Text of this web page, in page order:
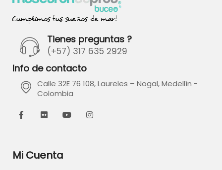
Tienes preguntas ?
(+57) 317 635 2929
Info de contacto
Calle 32E 76 108, Laureles – Nogal, Medellín -
Colombia
Mi Cuenta